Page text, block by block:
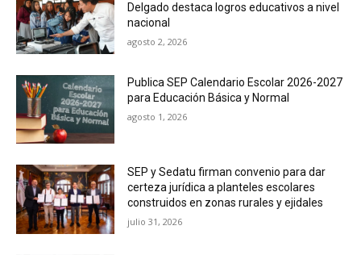
Delgado destaca logros educativos a nivel
nacional
agosto 2, 2026
Publica SEP Calendario Escolar 2026-2027
para Educación Básica y Normal
agosto 1, 2026
SEP y Sedatu firman convenio para dar
certeza jurídica a planteles escolares
construidos en zonas rurales y ejidales
julio 31, 2026